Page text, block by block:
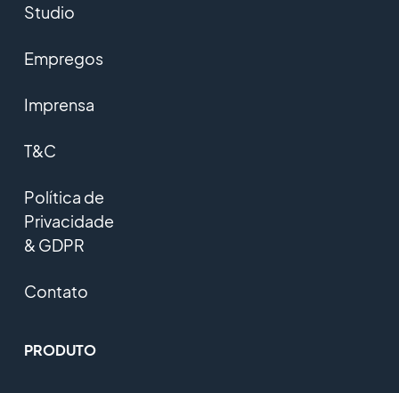
Studio
Empregos
Imprensa
T&C
Política de
Privacidade
& GDPR
Contato
PRODUTO